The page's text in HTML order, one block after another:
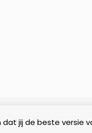
jij de beste versie